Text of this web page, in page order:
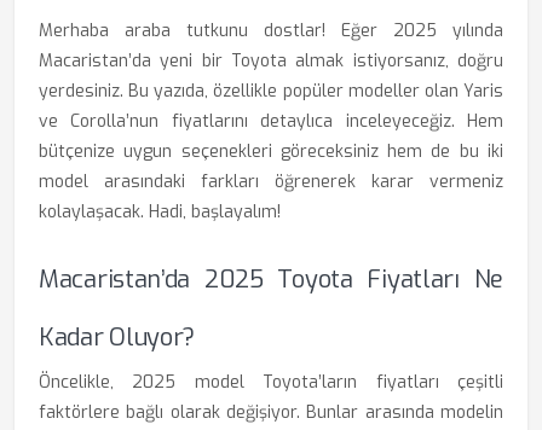
Merhaba araba tutkunu dostlar! Eğer 2025 yılında
Macaristan’da yeni bir Toyota almak istiyorsanız, doğru
yerdesiniz. Bu yazıda, özellikle popüler modeller olan Yaris
ve Corolla’nun fiyatlarını detaylıca inceleyeceğiz. Hem
bütçenize uygun seçenekleri göreceksiniz hem de bu iki
model arasındaki farkları öğrenerek karar vermeniz
kolaylaşacak. Hadi, başlayalım!
Macaristan’da 2025 Toyota Fiyatları Ne
Kadar Oluyor?
Öncelikle, 2025 model Toyota’ların fiyatları çeşitli
faktörlere bağlı olarak değişiyor. Bunlar arasında modelin